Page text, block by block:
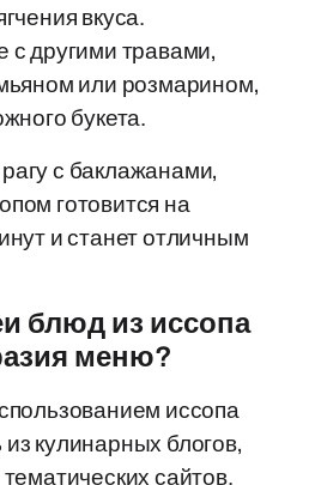
вкуса.
с другими травами,
или розмарином,
букета.
с баклажанами,
готовится на
и станет отличным
блюд из иссопа
меню?
иссопа
кулинарных блогов,
сайтов.